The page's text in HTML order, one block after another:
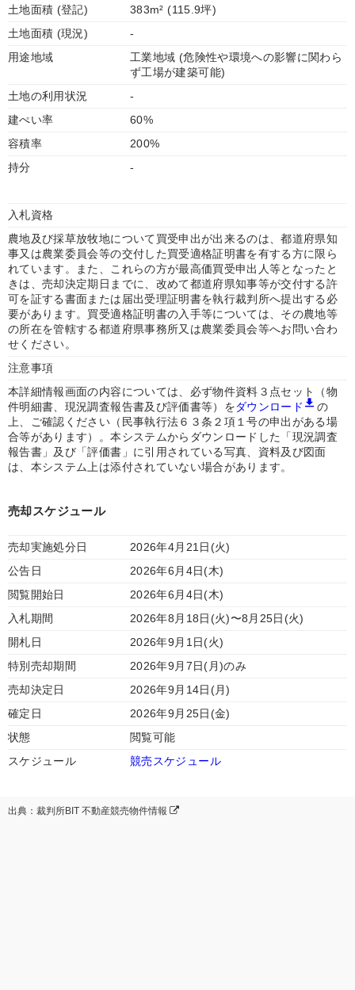
土地面積 (登記)
383m² (115.9坪)
土地面積 (現況)
-
用途地域
工業地域 (危険性や環境への影響に関わら
ず工場が建築可能)
土地の利用状況
-
建ぺい率
60%
容積率
200%
持分
-
入札資格
農地及び採草放牧地について買受申出が出来るのは、都道府県知
事又は農業委員会等の交付した買受適格証明書を有する方に限ら
れています。また、これらの方が最高価買受申出人等となったと
きは、売却決定期日までに、改めて都道府県知事等が交付する許
可を証する書面または届出受理証明書を執行裁判所へ提出する必
要があります。買受適格証明書の入手等については、その農地等
の所在を管轄する都道府県事務所又は農業委員会等へお問い合わ
せください。
注意事項
本詳細情報画面の内容については、必ず物件資料３点セット（物
件明細書、現況調査報告書及び評価書等）をダウンロード
の
上、ご確認ください（民事執行法６３条２項１号の申出がある場
合等があります）。本システムからダウンロードした「現況調査
報告書」及び「評価書」に引用されている写真、資料及び図面
は、本システム上は添付されていない場合があります。
売却スケジュール
売却実施処分日
2026年4月21日(火)
公告日
2026年6月4日(木)
閲覧開始日
2026年6月4日(木)
入札期間
2026年8月18日(火)〜8月25日(火)
開札日
2026年9月1日(火)
特別売却期間
2026年9月7日(月)のみ
売却決定日
2026年9月14日(月)
確定日
2026年9月25日(金)
状態
閲覧可能
スケジュール
競売スケジュール
出典：裁判所BIT 不動産競売物件情報